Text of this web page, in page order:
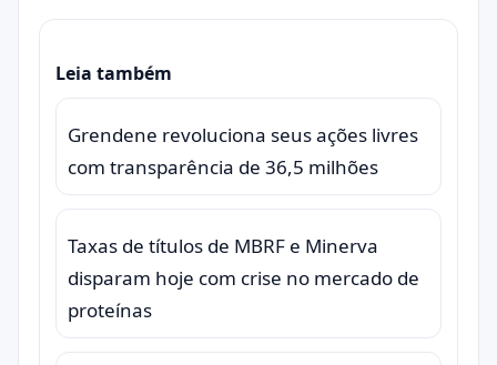
Leia também
Grendene revoluciona seus ações livres
com transparência de 36,5 milhões
Taxas de títulos de MBRF e Minerva
disparam hoje com crise no mercado de
proteínas